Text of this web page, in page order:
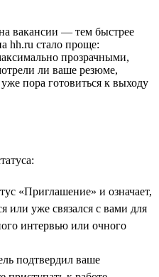
вакансии — тем быстрее
hh.ru стало проще:
прозрачными,
ли ваше резюме,
пора готовиться к выходу
«Приглашение» и означает,
или уже связался с вами для
интервью или очного
подтвердил ваше